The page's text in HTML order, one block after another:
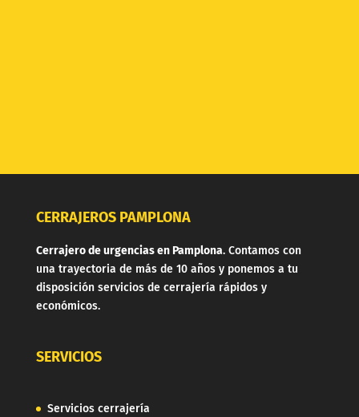
CERRAJEROS PAMPLONA
Cerrajero de urgencias en Pamplona. Contamos con
una trayectoria de más de 10 años y ponemos a tu
disposición servicios de cerrajería rápidos y
económicos.
SERVICIOS
Servicios cerrajería